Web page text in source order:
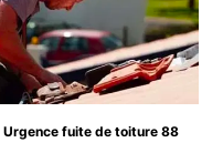
Urgence fuite de toiture 88